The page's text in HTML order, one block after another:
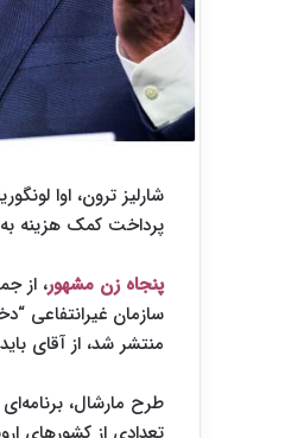
شارلیز ترون، اوا
پرداخت کمک هزینه
پنجاه زن مشهور، از
سازمان غیر‌انتفاعی
منتشر شد، از آقای